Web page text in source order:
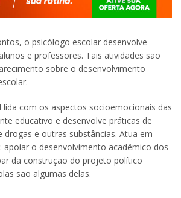
o psicólogo escolar desenvolve
e professores. Tais atividades são
sobre o desenvolvimento
com os aspectos socioemocionais das
educativo e desenvolve práticas de
drogas e outras substâncias. Atua em
apoiar o desenvolvimento acadêmico dos
da construção do projeto político
são algumas delas.